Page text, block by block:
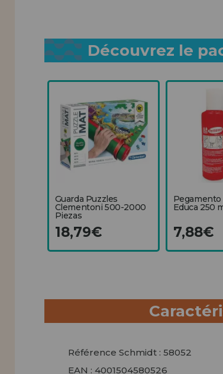
Découvrez le
Guarda Puzzles
Clementoni 500-2000
Piezas
18,79€
Pegamento
Educa 250
7,88€
Référence Schmidt : 58052
EAN : 4001504580526